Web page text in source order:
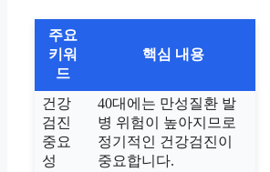
주요
키워
드
핵심 내용
건강
검진
중요
성
40대에는 만성질환 발
병 위험이 높아지므로
정기적인 건강검진이
중요합니다.